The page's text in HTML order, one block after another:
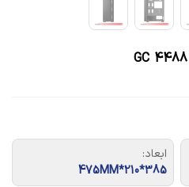
ابعاد:
385*210*475MM